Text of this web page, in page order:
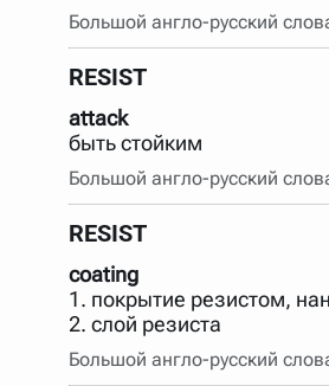
Большой англо-русский
RESIST
attack
быть стойким
Большой англо-русский
RESIST
coating
1. покрытие резистом,
2. слой резиста
Большой англо-русский